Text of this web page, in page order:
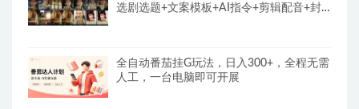
选剧选题+文案模板+AI指令+剪辑配音+封
全自动番茄挂G玩法，日入300+，全程无需
人工，一台电脑即可开展